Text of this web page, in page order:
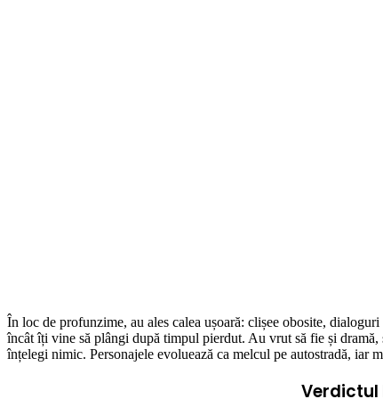
În loc de profunzime, au ales calea ușoară: clișee obosite,
încât îți vine să plângi după timpul pierdut. Au vrut să fie și
înțelegi nimic. Personajele evoluează ca melcul pe autostradă, iar
Verdictul